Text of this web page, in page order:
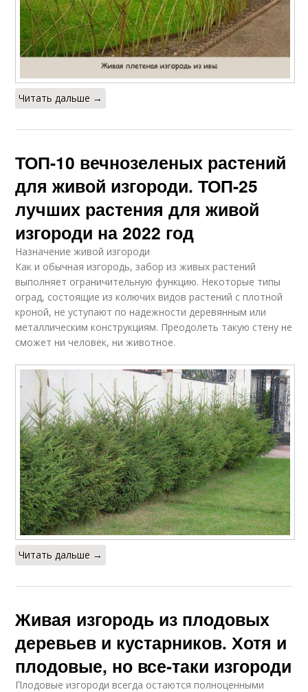
Читать дальше →
ТОП-10 вечнозеленых растений
для живой изгороди. ТОП-25
лучших растения для живой
изгороди на 2022 год
Назначение живой изгороди
Как и обычная изгородь, забор из живых растений
выполняет ограничительную функцию. Некоторые типы
оград, состоящие из колючих видов растений с плотной
кроной, не уступают по надежности деревянным или
металлическим конструкциям. Преодолеть такую стену не
сможет ни человек, ни животное.
Читать дальше →
Живая изгородь из плодовых
деревьев и кустарников. Хотя и
плодовые, но все-таки изгороди
Плодовые изгороди всегда остаются полноценными